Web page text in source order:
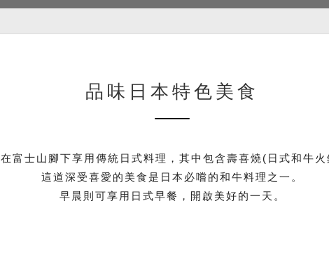
品味日本特色美食
在富士山腳下享用傳統日式料理，其中包含壽喜燒(日式和牛
這道深受喜愛的美食是日本必嚐的和牛料理之一。
早晨則可享用日式早餐，開啟美好的一天。